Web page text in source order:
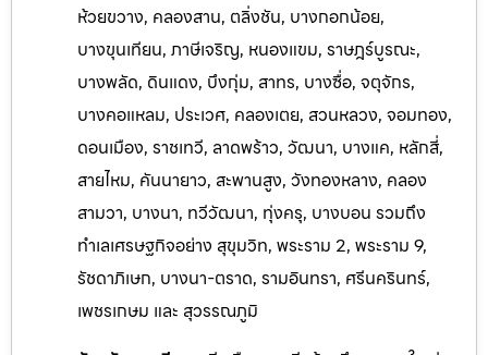
ห้วยขวาง, คลองสาน, ตลิ่งชัน, บางกอกน้อย,
บางขุนเทียน, ภาษีเจริญ, หนองแขม, ราษฎร์บูรณะ,
บางพลัด, ดินแดง, บึงกุ่ม, สาทร, บางซื่อ, จตุจักร,
บางคอแหลม, ประเวศ, คลองเตย, สวนหลวง, จอมทอง,
ดอนเมือง, ราชเทวี, ลาดพร้าว, วัฒนา, บางแค, หลักสี่,
สายไหม, คันนายาว, สะพานสูง, วังทองหลาง, คลอง
สามวา, บางนา, ทวีวัฒนา, ทุ่งครุ, บางบอน รวมถึง
ทำเลเศรษฐกิจอย่าง สุขุมวิท, พระราม 2, พระราม 9,
รัชดาภิเษก, บางนา-ตราด, รามอินทรา, ศรีนครินทร์,
เพชรเกษม และ สุวรรณภูมิ